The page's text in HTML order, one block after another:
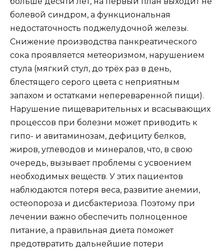
болевой синдром, а функциональная
недостаточность поджелудочной железы.
Снижение производства панкреатического
сока проявляется метеоризмом, нарушением
стула (мягкий стул, до трёх раз в день,
блестящего серого цвета с неприятным
запахом и остатками непереваренной пищи).
Нарушение пищеварительных и всасывающих
процессов при болезни может приводить к
гипо- и авитаминозам, дефициту белков,
жиров, углеводов и минералов, что, в свою
очередь, вызывает проблемы с усвоением
необходимых веществ. У этих пациентов
наблюдаются потеря веса, развитие анемии,
остеопороза и дисбактериоза. Поэтому при
лечении важно обеспечить полноценное
питание, а правильная диета поможет
предотвратить дальнейшие потери